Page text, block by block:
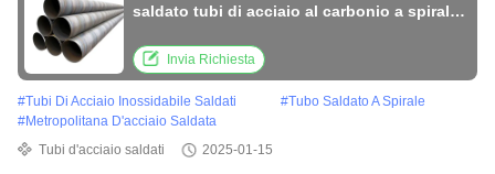
saldato tubi di acciaio al carbonio a spirale
Invia Richiesta
#Tubi Di Acciaio Inossidabile Saldati #Tubo Saldato A Spirale
#Metropolitana D'acciaio Saldata
Tubi d'acciaio saldati
2025-01-15